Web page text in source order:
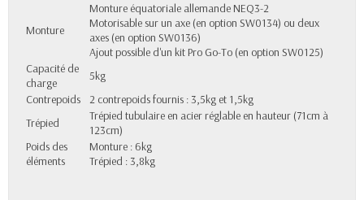
Monture
Monture équatoriale allemande NEQ3-2
Motorisable sur un axe (en option SW0134) ou deux
axes (en option SW0136)
Ajout possible d'un kit Pro Go-To (en option SW0125)
Capacité de
charge
5kg
Contrepoids
2 contrepoids fournis : 3,5kg et 1,5kg
Trépied
Trépied tubulaire en acier réglable en hauteur (71cm à
123cm)
Poids des
éléments
Monture : 6kg
Trépied : 3,8kg